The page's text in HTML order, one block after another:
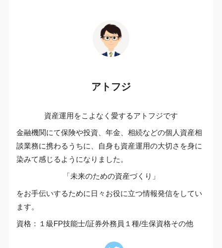
アトフジ
資産運用をこよなく愛するアトフジです
金融機関にて保険や投資、年金、相続などの個人資産相
談業務に携わるうちに、自身も資産運用の大切さを身に
染みて感じるようになりました。
「未来のための資産づくり」
をお手伝いするために日々お役に立つ情報発信をしてい
ます。
資格：１級FP技能士/証券外務員１種/生保資格その他